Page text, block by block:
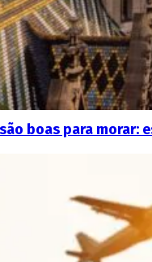
boas para morar: